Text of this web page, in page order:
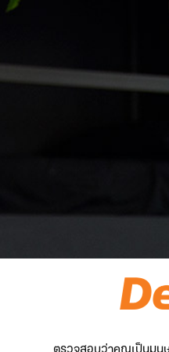
ตรวจสอบว่าคุณเป็นมนุ